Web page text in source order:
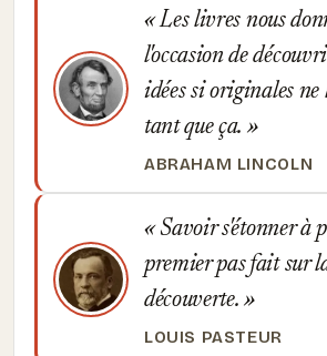
Les livres nous
l'occasion de
idées si originales ne
tant que ça.
ABRAHAM LINCOLN
Savoir s'étonner à
premier pas fait sur
découverte.
LOUIS PASTEUR